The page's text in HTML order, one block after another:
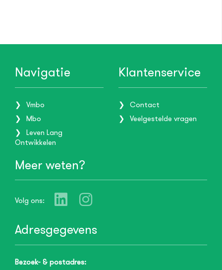
Navigatie
Vmbo
Mbo
Leven Lang
Ontwikkelen
Klantenservice
Contact
Veelgestelde vragen
Meer weten?
Volg ons:
Adresgegevens
Bezoek- & postadres: